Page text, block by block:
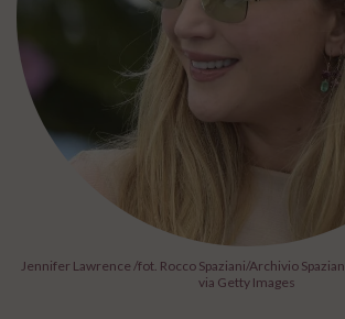
Jennifer Lawrence /fot. Rocco Spaziani/Archivio
via Getty Images